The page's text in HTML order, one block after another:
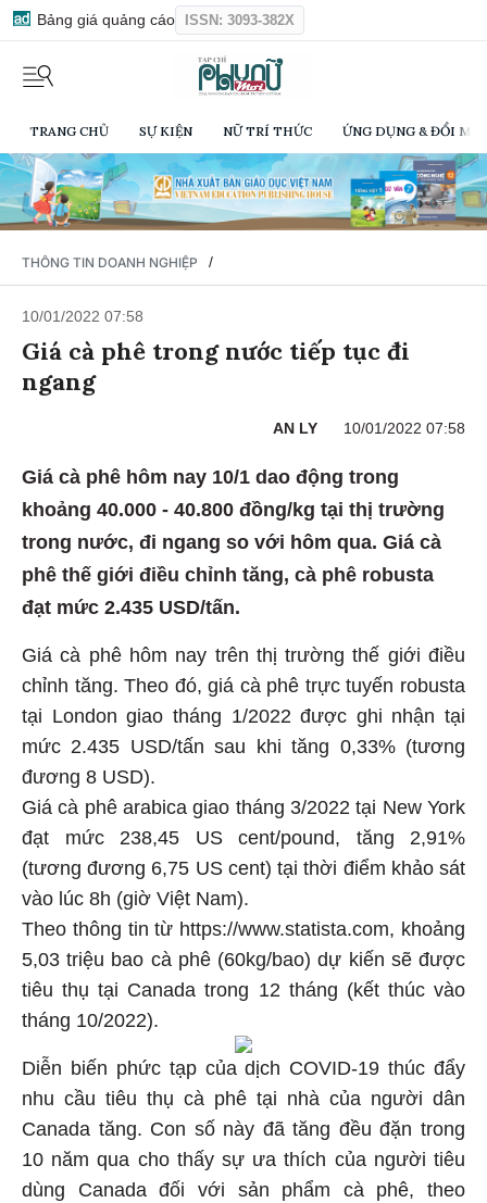
Bảng giá quảng cáo ISSN: 3093-382X
TRANG CHỦ SỰ KIỆN NỮ TRÍ THỨC ỨNG DỤNG & ĐỔI
THÔNG TIN DOANH NGHIỆP /
10/01/2022 07:58
Giá cà phê trong nước tiếp tục đi
ngang
AN LY 10/01/2022 07:58
Giá cà phê hôm nay 10/1 dao động trong
khoảng 40.000 - 40.800 đồng/kg tại thị trường
trong nước, đi ngang so với hôm qua. Giá cà
phê thế giới điều chỉnh tăng, cà phê robusta
đạt mức 2.435 USD/tấn.
Giá cà phê hôm nay trên thị trường thế giới điều
chỉnh tăng. Theo đó, giá cà phê trực tuyến robusta
tại London giao tháng 1/2022 được ghi nhận tại
mức 2.435 USD/tấn sau khi tăng 0,33% (tương
đương 8 USD).
Giá cà phê arabica giao tháng 3/2022 tại New York
đạt mức 238,45 US cent/pound, tăng 2,91%
(tương đương 6,75 US cent) tại thời điểm khảo sát
vào lúc 8h (giờ Việt Nam).
Theo thông tin từ https://www.statista.com, khoảng
5,03 triệu bao cà phê (60kg/bao) dự kiến sẽ được
tiêu thụ tại Canada trong 12 tháng (kết thúc vào
tháng 10/2022).
Diễn biến phức tạp của dịch COVID-19 thúc đẩy
nhu cầu tiêu thụ cà phê tại nhà của người dân
Canada tăng. Con số này đã tăng đều đặn trong
10 năm qua cho thấy sự ưa thích của người tiêu
dùng Canada đối với sản phẩm cà phê, theo